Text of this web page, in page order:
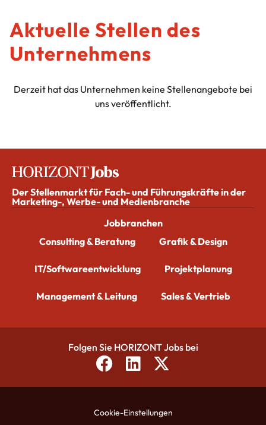
Aktuelle Stellen des
Unternehmens
Derzeit hat das Unternehmen keine Stellenangebote bei
uns veröffentlicht.
Der Stellenmarkt für Fach- und Führungskräfte in der
Marketing-, Werbe- und Medienbranche
Jobbranchen
Consulting & Beratung
Grafik & Design
IT/Softwareentwicklung Projektplanung
Management & Leitung Sales & Vertrieb
Folgen Sie HORIZONT Jobs bei
Cookie-Einstellungen